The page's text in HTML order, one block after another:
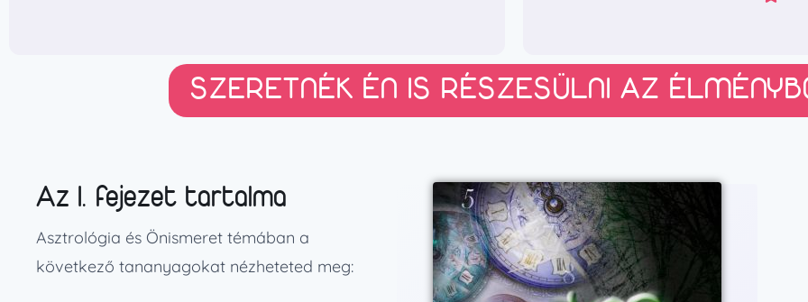
SZERETNÉK ÉN IS RÉSZESÜLNI AZ
Az I. fejezet tartalma
Asztrológia és Önismeret témában a
következő tananyagokat nézheteted meg: